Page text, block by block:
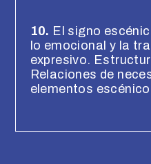
10. El signo
lo emocional y la
expresivo.
Relaciones de
elementos